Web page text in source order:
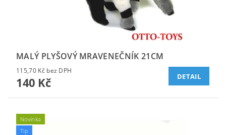
MALÝ PLYŠOVÝ MRAVENEČNÍK 21CM
115,70 Kč bez DPH
140 Kč DETAIL
Novinka
Tip